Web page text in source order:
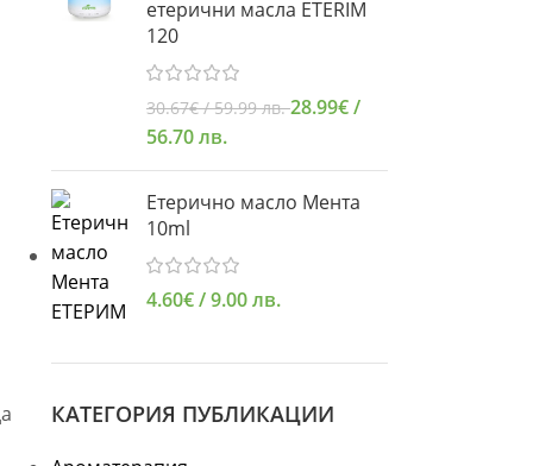
етерични масла ETERIM
120
30.67€/ 59.99 лв.28.99€/
56.70 лв.
Етерично масло Мента
10ml
4.60€/ 9.00 лв.
КАТЕГОРИЯ ПУБЛИКАЦИИ